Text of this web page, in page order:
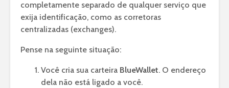
completamente separado de qualquer serviço que
exija identificação, como as corretoras
centralizadas (exchanges).
Pense na seguinte situação:
Você cria sua carteira BlueWallet. O endereço
dela não está ligado a você.